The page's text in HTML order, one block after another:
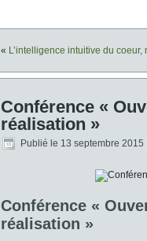
« L’intelligence intuitive du
Conférence «
réalisation »
Publié le 13 septembre 2015
Conférence «
réalisation »